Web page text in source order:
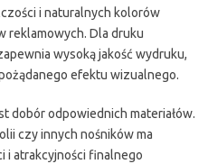
i naturalnych kolorów
reklamowych. Dla druku
wysoką jakość wydruku,
efektu wizualnego.
dobór odpowiednich materiałów.
czy innych nośników ma
i atrakcyjności finalnego